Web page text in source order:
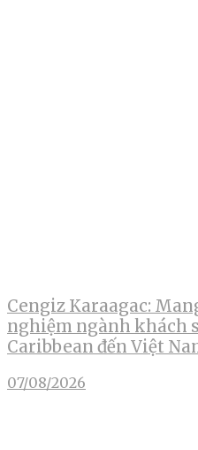
Cengiz Karaagac:
nghiệm ngành khách
Caribbean đến Việt
07/08/2026